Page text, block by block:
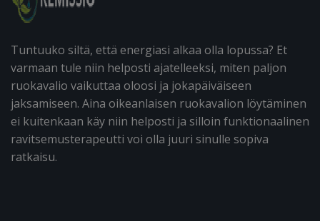
Tuntuuko siltä, että energiasi alkaa olla lopussa? Et
varmaan tule niin helposti ajatelleeksi, miten paljon
ruokavalio vaikuttaa oloosi ja jokapäiväiseen
jaksamiseen. Aina oikeanlaisen ruokavalion löytäminen
ei kuitenkaan käy niin helposti ja silloin funktionaalinen
ravitsemusterapeutti voi olla juuri sinulle sopiva
ratkaisu.